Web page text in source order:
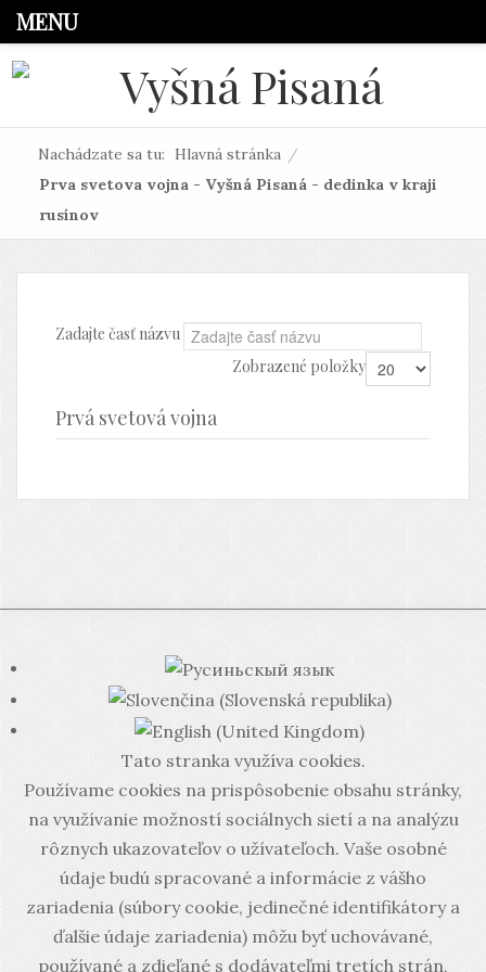
MENU
Nachádzate sa tu: Hlavná stránka /
Prva svetova vojna - Vyšná Pisaná - dedinka v kraji
rusínov
Zadajte časť názvu
Zobrazené položky
Prvá svetová vojna
Tato stranka využíva cookies.
Používame cookies na prispôsobenie obsahu stránky,
na využívanie možností sociálnych sietí a na analýzu
rôznych ukazovateľov o užívateľoch. Vaše osobné
údaje budú spracované a informácie z vášho
zariadenia (súbory cookie, jedinečné identifikátory a
ďalšie údaje zariadenia) môžu byť uchovávané,
používané a zdieľané s dodávateľmi tretích strán,